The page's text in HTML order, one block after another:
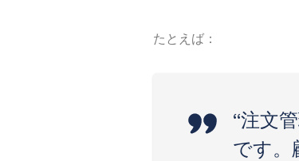
たとえば：
“注文
です。